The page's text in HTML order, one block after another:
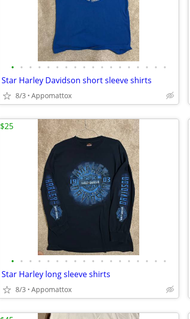
• • • • • • • • • • • • • • • • • •
Star Harley Davidson short sleeve shirts
8/3 Appomattox
• • • • • • • • • • • • • • • • • •
Star Harley long sleeve shirts
8/3 Appomattox
$25